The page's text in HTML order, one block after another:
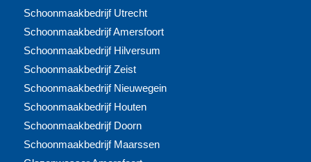
Schoonmaakbedrijf Utrecht
Schoonmaakbedrijf Amersfoort
Schoonmaakbedrijf Hilversum
Schoonmaakbedrijf Zeist
Schoonmaakbedrijf Nieuwegein
Schoonmaakbedrijf Houten
Schoonmaakbedrijf Doorn
Schoonmaakbedrijf Maarssen